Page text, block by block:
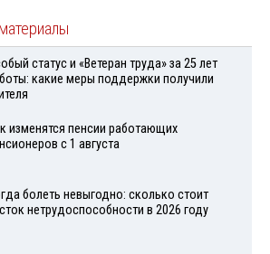
статус и «Ветеран труда» за 25 лет
какие меры поддержки получили
изменятся пенсии работающих
с 1 августа
болеть невыгодно: сколько стоит
нетрудоспособности в 2026 году